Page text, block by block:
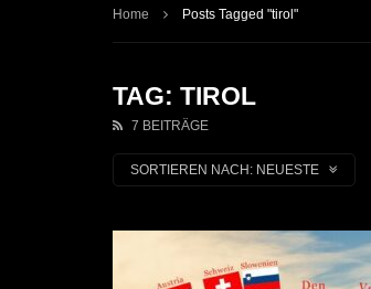
Home Posts Tagged "tirol"
TAG: TIROL
7 BEITRÄGE
SORTIEREN NACH: NEUESTE